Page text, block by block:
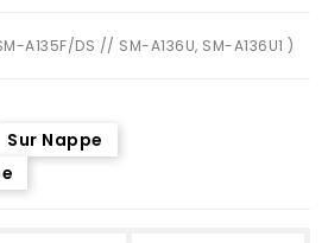
A135F/DS // SM-A136U, SM-A136U1 )
Sur Nappe